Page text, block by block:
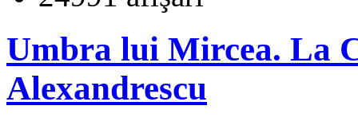
Umbra lui Mircea. La
Alexandrescu